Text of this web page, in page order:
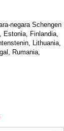
negara Schengen
Finlandia,
Lithuania,
Rumania,